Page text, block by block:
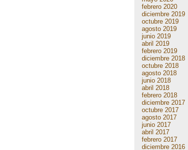
febrero 2020
diciembre 2019
octubre 2019
agosto 2019
junio 2019
abril 2019
febrero 2019
diciembre 2018
octubre 2018
agosto 2018
junio 2018
abril 2018
febrero 2018
diciembre 2017
octubre 2017
agosto 2017
junio 2017
abril 2017
febrero 2017
diciembre 2016